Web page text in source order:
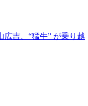
広吉、“猛牛” が乗り越